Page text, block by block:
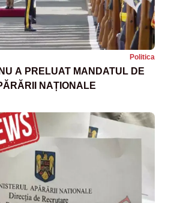
Politica
A PRELUAT MANDATUL DE
NAȚIONALE